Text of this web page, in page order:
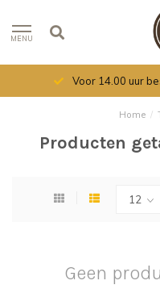
MENU
Voor 14.00 uur
Home /
Producten
Geen